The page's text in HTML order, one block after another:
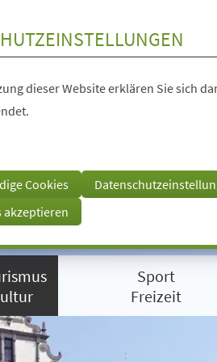
dieser Website erklären Sie sich
Cookies
akzeptieren
Sport
Freizeit